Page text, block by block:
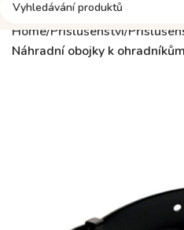
Home Příslušenství
Náhradní obojky k ohradníkům